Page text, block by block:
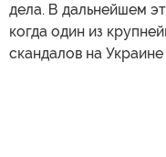
дела. В дальнейшем
когда один из
скандалов на